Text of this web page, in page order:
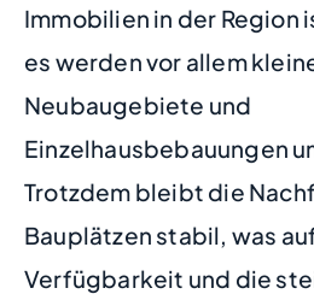
Immobilien in der Region
es werden vor allem
Neubaugebiete und
Einzelhausbebauungen
Trotzdem bleibt die
Bauplätzen stabil, was
Verfügbarkeit und die